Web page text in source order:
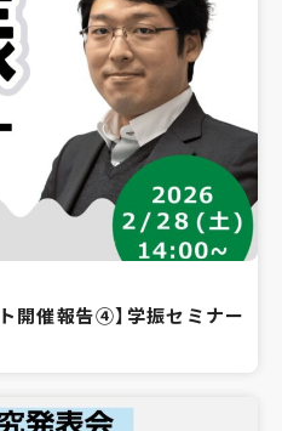
開催報告④】学振セミナー